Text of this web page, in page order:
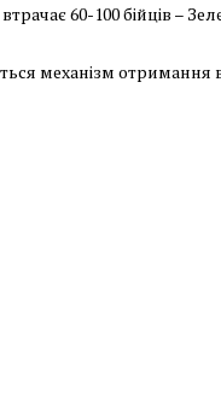
60-100 бійців –
механізм отримання